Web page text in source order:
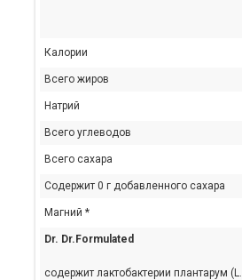
Калории
Всего жиров
Натрий
Всего углеводов
Всего сахара
Содержит 0 г добавленного сахара
Магний *
Dr. Dr.Formulated
содержит лактобактерии плантарум (L.